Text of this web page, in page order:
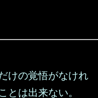
けの覚悟がなけれ
とは出来ない。